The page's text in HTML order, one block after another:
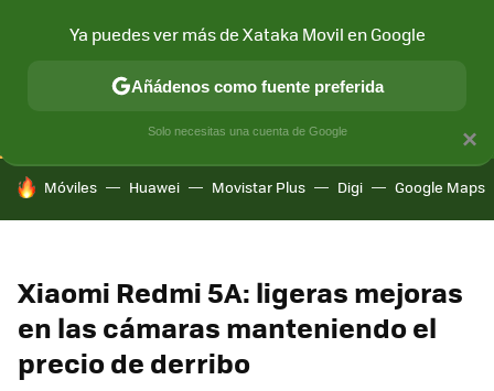
CONECTIVIDAD MÓVIL Y SOCIEDAD APLICACIONES
HOY SE HABLA DE
Móviles Huawei Movistar Plus Digi Google Maps
Xiaomi Redmi 5A: ligeras mejoras
en las cámaras manteniendo el
precio de derribo
×
Ya puedes ver más de Xataka Movil en Google
Añádenos como fuente preferida
Solo necesitas una cuenta de Google